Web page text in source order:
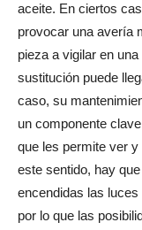
aceite. En ciertos
provocar una avería
pieza a vigilar en
sustitución puede
caso, su
un componente
que les permite ver
este sentido, hay
encendidas las
por lo que las